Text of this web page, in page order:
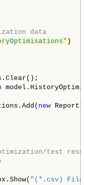
data
)
new
test
"(*.csv) File